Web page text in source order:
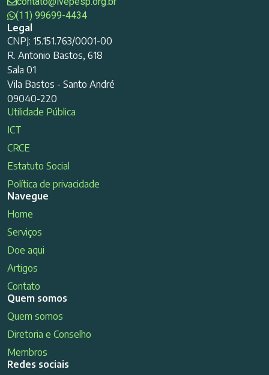
(11) 99699-4434
Legal
CNPJ: 15.151.763/0001-00
R. Antonio Bastos, 618
Sala 01
Vila Bastos - Santo André
09040-220
Utilidade Pública
ICT
CRCE
Estatuto Social
Política de privacidade
Navegue
Home
Serviços
Doe aqui
Artigos
Contato
Quem somos
Quem somos
Diretoria e Conselho
Membros
Redes sociais